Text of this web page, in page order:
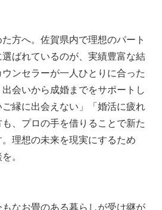
方へ。佐賀県内で理想のパート
ばれているのが、実績豊富な結
ンセラーが一人ひとりに合った
会いから成婚までをサポートし
縁に出会えない」「婚活に疲れ
、プロの手を借りることで新た
理想の未来を現実にするため
。
なお畳のある暮らしが受け継が